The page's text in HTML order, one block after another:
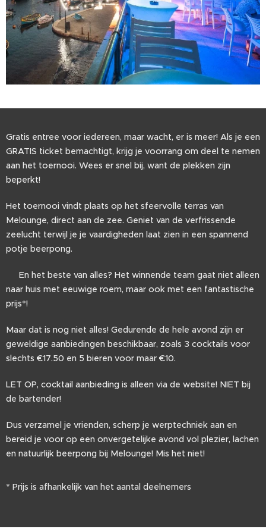
Gratis entree voor iedereen, maar wacht, er is meer! Als je een
GRATIS ticket bemachtigt, krijg je voorrang om deel te nemen
aan het toernooi. Wees er snel bij, want de plekken zijn
beperkt!
Het toernooi vindt plaats op het sfeervolle terras van
Melounge, direct aan de zee. Geniet van de verfrissende
zeelucht terwijl je je vaardigheden laat zien in een spannend
potje beerpong.
🏆 En het beste van alles? Het winnende team gaat niet alleen
naar huis met eeuwige roem, maar ook met een fantastische
prijs*!
Maar dat is nog niet alles! Gedurende de hele avond zijn er
geweldige aanbiedingen beschikbaar, zoals 3 cocktails voor
slechts €17.50 en 5 bieren voor maar €10.
LET OP, cocktail aanbieding is alleen via de website! NIET bij
de bartender!
Dus verzamel je vrienden, scherp je werptechniek aan en
bereid je voor op een onvergetelijke avond vol plezier, lachen
en natuurlijk beerpong bij Melounge! Mis het niet! 🎉🍹
* Prijs is afhankelijk van het aantal deelnemers